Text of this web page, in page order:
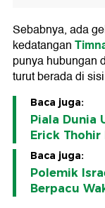
Sebabnya, ada
kedatangan
punya hubungan
turut berada di
Baca juga:
Piala Dunia
Erick Thohir
Baca juga:
Polemik
Berpacu